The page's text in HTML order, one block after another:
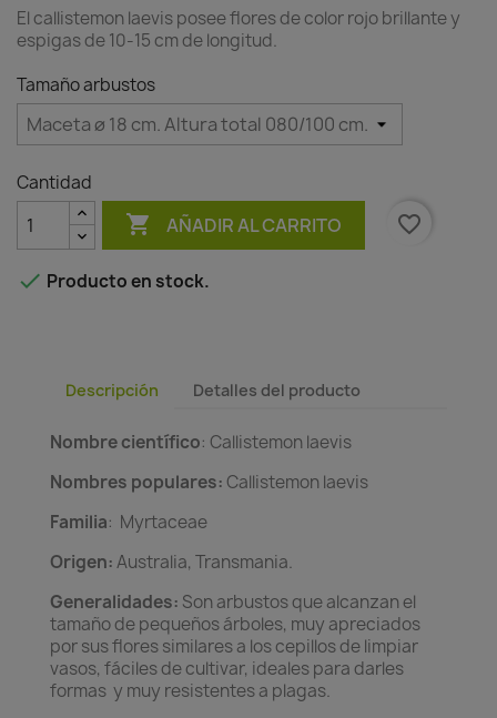
El callistemon laevis posee flores de color rojo brillante y
espigas de 10-15 cm de longitud.
Tamaño arbustos
Cantidad
 AÑADIR AL CARRITO favorite_border
 Producto en stock.
Descripción Detalles del producto
Nombre científico: Callistemon laevis
Nombres populares: Callistemon laevis
Familia: Myrtaceae
Origen:Australia, Transmania.
Generalidades: Son arbustos que alcanzan el
tamaño de pequeños árboles, muy apreciados
por sus flores similares a los cepillos de limpiar
vasos, fáciles de cultivar, ideales para darles
formas y muy resistentes a plagas.